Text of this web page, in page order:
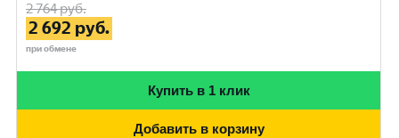
2 764руб.
2 692 руб.
при обмене
Купить в 1 клик
Добавить в корзину